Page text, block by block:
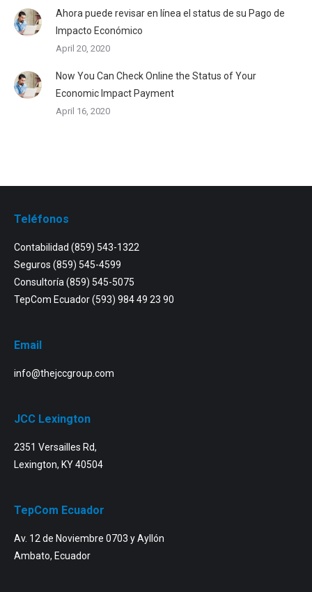
Ahora puede revisar en línea el status de su Pago de
Impacto Económico
April 20, 2020
Now You Can Check Online the Status of Your
Economic Impact Payment
April 16, 2020
Teléfonos
Contabilidad (859) 543-1322
Seguros (859) 545-4599
Consultoría(859) 545-5075
TepCom Ecuador(593) 984 49 23 90
Email
info@thejccgroup.com
JCC Lexington
2351 Versailles Rd,
Lexington, KY 40504
TepCom Ecuador
Av. 12 de Noviembre 0703 y Ayllón
Ambato, Ecuador